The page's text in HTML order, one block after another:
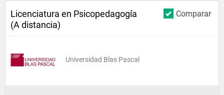
Comparar
Licenciatura en Psicopedagogía
(A distancia)
Universidad Blas Pascal